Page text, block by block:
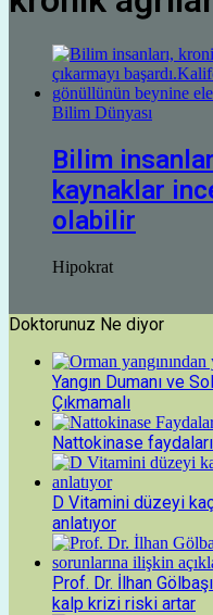
Bilim Dünyası
Bilim
kaynaklar
olabilir
Hipokrat
Doktorunuz Ne diyor
Yangın Dumanı ve
Çıkmamalı
Nattokinase
D Vitamini düzeyi
anlatıyor
Prof. Dr. İlhan
kalp krizi riski artar